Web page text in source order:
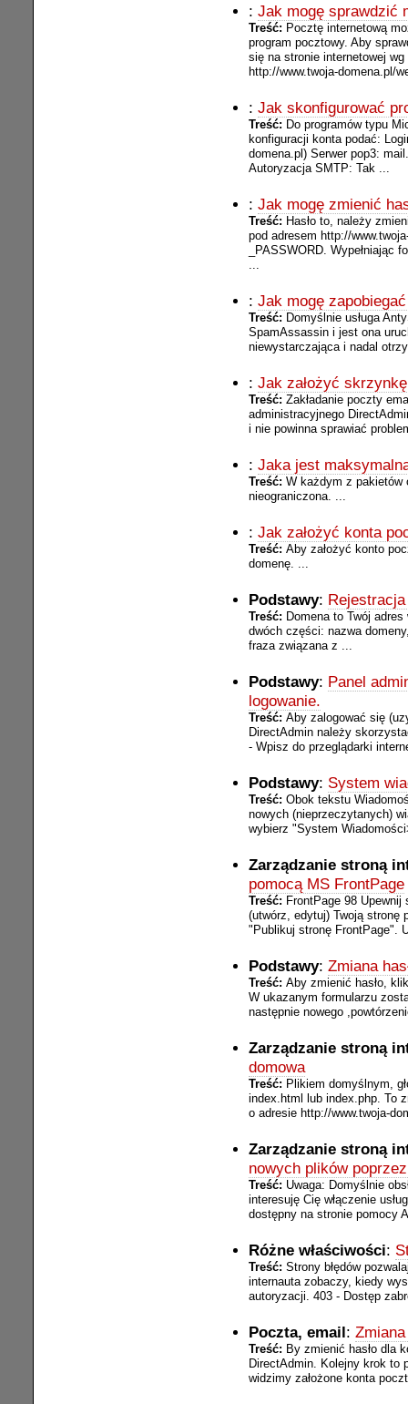
: Jak mogę sprawdzić
Treść: Pocztę internetową
program pocztowy. Aby
się na stronie internetowej
http://www.twoja-domena.pl/
: Jak skonfigurować
Treść: Do programów typu
konfiguracji konta podać:
domena.pl) Serwer pop3:
Autoryzacja SMTP: Tak ...
: Jak mogę zmienić
Treść: Hasło to, należy
pod adresem http://
_PASSWORD. Wypełniając
: Jak mogę
Treść: Domyślnie usługa
SpamAssassin i jest ona
niewystarczająca i nadal
: Jak założyć
Treść: Zakładanie poczty
administracyjnego
i nie powinna sprawiać
: Jaka jest
Treść: W każdym z pakietów
nieograniczona. ...
: Jak założyć konta
Treść: Aby założyć konto
domenę. ...
Podstawy:
Treść: Domena to Twój
dwóch części: nazwa
fraza związana z ...
Podstawy: Panel
logowanie.
Treść: Aby zalogować się
DirectAdmin należy
- Wpisz do przeglądarki
Podstawy: System
Treść: Obok tekstu
nowych (nieprzeczytanych)
wybierz "System
Zarządzanie stroną
pomocą MS FrontPage
Treść: FrontPage 98
(utwórz, edytuj) Twoją stronę
"Publikuj stronę FrontPage".
Podstawy: Zmiana
Treść: Aby zmienić hasło,
W ukazanym formularzu
następnie nowego
Zarządzanie stroną
domowa
Treść: Plikiem domyślnym,
index.html lub index.php. To
o adresie http://www.twoja-
Zarządzanie stroną
nowych plików
Treść: Uwaga: Domyślnie
interesuję Cię włączenie
dostępny na stronie pomocy
Różne właściwości:
Treść: Strony błędów
internauta zobaczy, kiedy
autoryzacji. 403 - Dostęp
Poczta, email:
Treść: By zmienić hasło dla
DirectAdmin. Kolejny krok to
widzimy założone konta